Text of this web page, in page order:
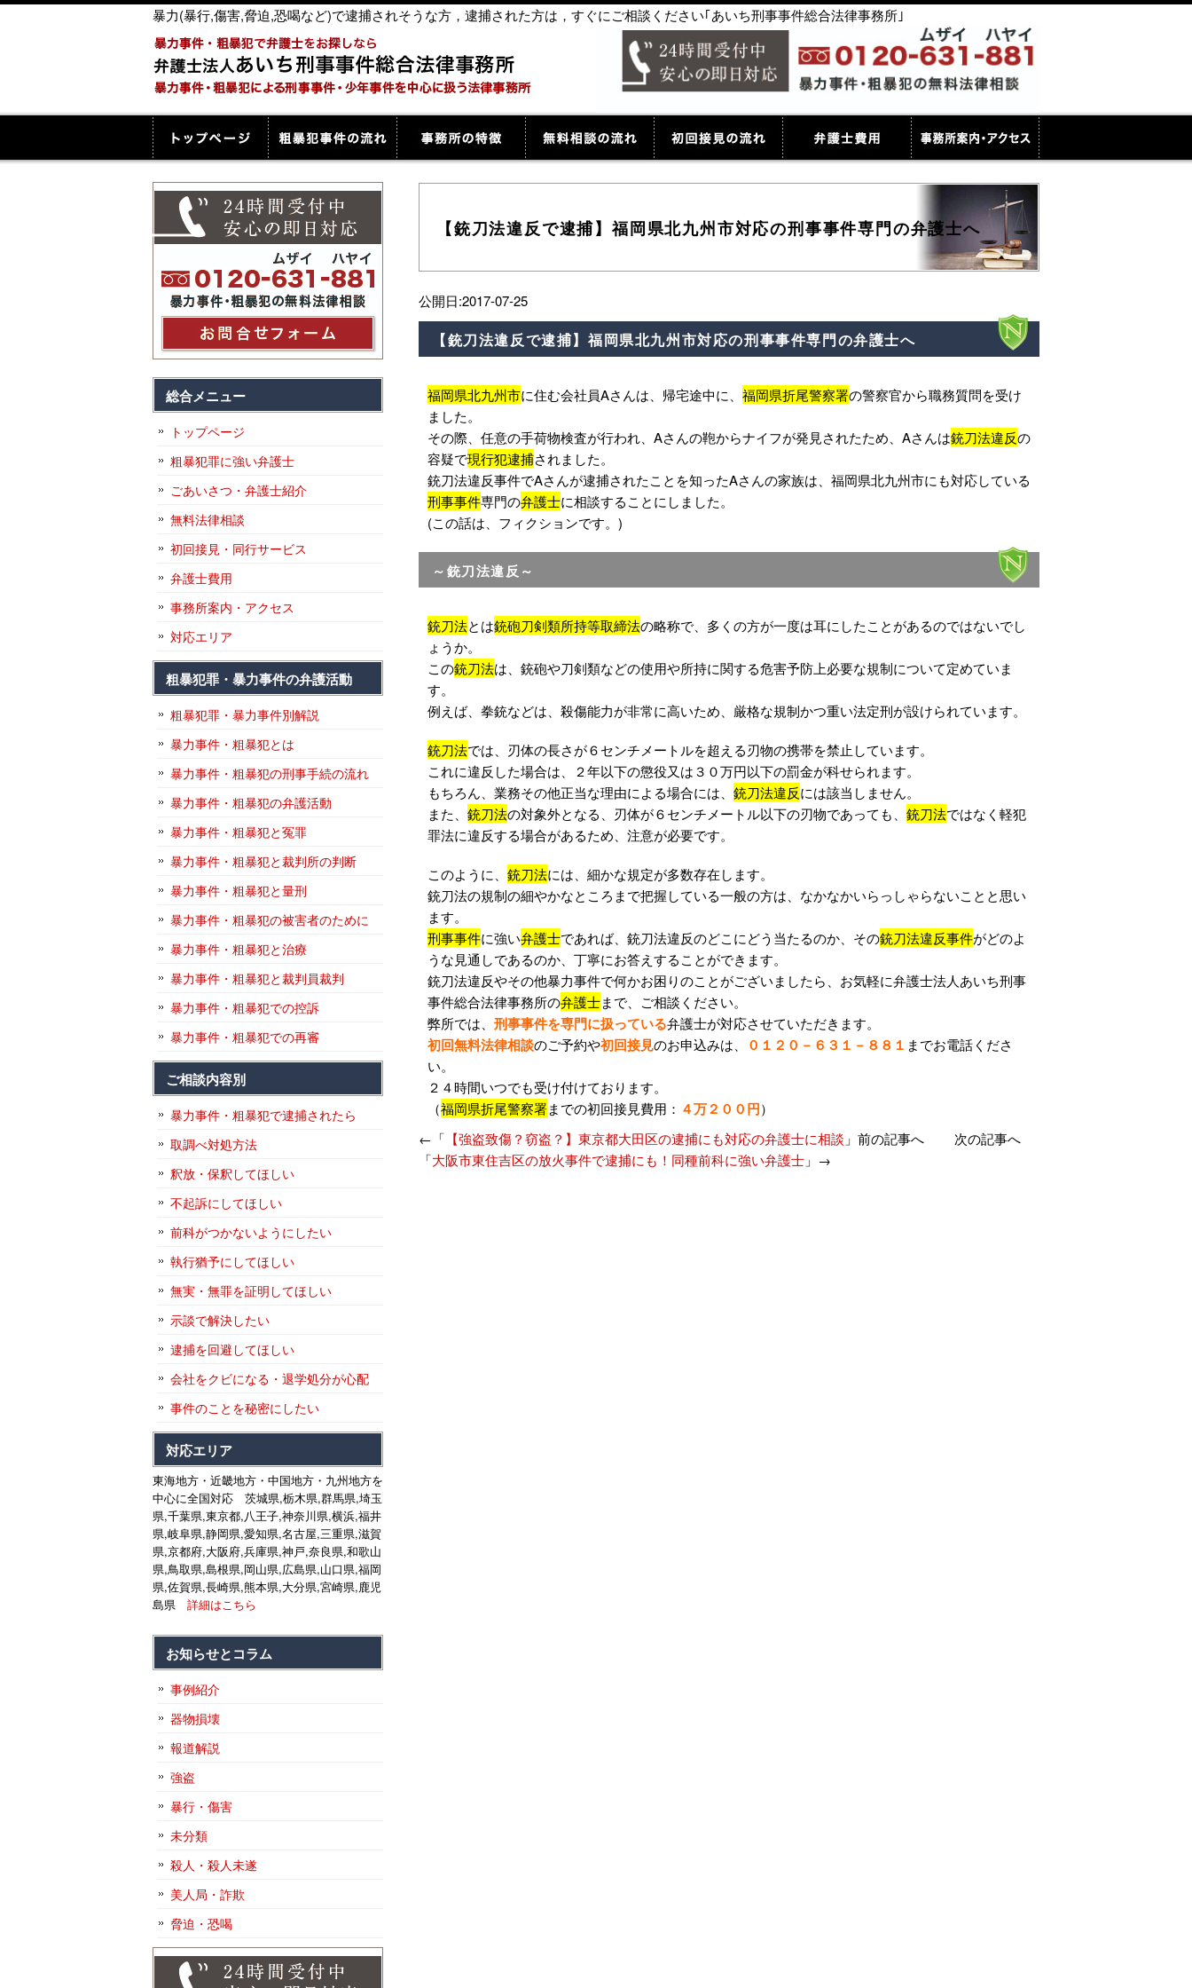
暴力(暴行,傷害,脅迫,恐喝など)で逮捕されそうな方，逮捕された方は，すぐにご相談ください｢あいち刑事事件総合法律事務所｣
【銃刀法違反で逮捕】福岡県北九州市対応の刑事事件専門の弁護士へ
公開日:2017-07-25
【銃刀法違反で逮捕】福岡県北九州市対応の刑事事件専門の弁護士へ
福岡県北九州市に住む会社員Aさんは、帰宅途中に、 福岡県折尾警察署の警察官から職務質問を受け
ました。
その際、任意の手荷物検査が行われ、Aさんの鞄からナイフが発見されたため、Aさんは銃刀法違反の
容疑で現行犯逮捕されました。
銃刀法違反事件でAさんが逮捕されたことを知ったAさんの家族は、福岡県北九州市にも対応している
刑事事件専門の弁護士に相談することにしました。
(この話は、フィクションです。)
～銃刀法違反～
銃刀法とは銃砲刀剣類所持等取締法の略称で、多くの方が一度は耳にしたことがあるのではないでし
ょうか。
この銃刀法は、銃砲や刀剣類などの使用や所持に関する危害予防上必要な規制について定めていま
す。
例えば、拳銃などは、殺傷能力が非常に高いため、厳格な規制かつ重い法定刑が設けられています。
銃刀法では、刃体の長さが６センチメートルを超える刃物の携帯を禁止しています。
これに違反した場合は、２年以下の懲役又は３０万円以下の罰金が科せられます。
もちろん、業務その他正当な理由による場合には、 銃刀法違反には該当しません。
また、 銃刀法の対象外となる、刃体が６センチメートル以下の刃物であっても、 銃刀法ではなく軽犯
罪法に違反する場合があるため、注意が必要です。
このように、 銃刀法には、細かな規定が多数存在します。
銃刀法の規制の細やかなところまで把握している一般の方は、なかなかいらっしゃらないことと思い
ます。
刑事事件に強い弁護士であれば、銃刀法違反のどこにどう当たるのか、その銃刀法違反事件がどのよ
うな見通しであるのか、丁寧にお答えすることができます。
銃刀法違反やその他暴力事件で何かお困りのことがございましたら、お気軽に弁護士法人あいち刑事
事件総合法律事務所の弁護士まで、ご相談ください。
弊所では、 刑事事件を専門に扱っている弁護士が対応させていただきます。
初回無料法律相談のご予約や初回接見のお申込みは、 ０１２０－６３１－８８１ までお電話くださ
い。
２４時間いつでも受け付けております。
（福岡県折尾警察署までの初回接見費用： ４万２００円）
←「 【強盗致傷？窃盗？】東京都大田区の逮捕にも対応の弁護士に相談 」前の記事へ 次の記事へ
「大阪市東住吉区の放火事件で逮捕にも！同種前科に強い弁護士 」→
総合メニュー
トップページ
粗暴犯罪に強い弁護士
ごあいさつ・弁護士紹介
無料法律相談
初回接見・同行サービス
弁護士費用
事務所案内・アクセス
対応エリア
粗暴犯罪・暴力事件の弁護活動
粗暴犯罪・暴力事件別解説
暴力事件・粗暴犯とは
暴力事件・粗暴犯の刑事手続の流れ
暴力事件・粗暴犯の弁護活動
暴力事件・粗暴犯と冤罪
暴力事件・粗暴犯と裁判所の判断
暴力事件・粗暴犯と量刑
暴力事件・粗暴犯の被害者のために
暴力事件・粗暴犯と治療
暴力事件・粗暴犯と裁判員裁判
暴力事件・粗暴犯での控訴
暴力事件・粗暴犯での再審
ご相談内容別
暴力事件・粗暴犯で逮捕されたら
取調べ対処方法
釈放・保釈してほしい
不起訴にしてほしい
前科がつかないようにしたい
執行猶予にしてほしい
無実・無罪を証明してほしい
示談で解決したい
逮捕を回避してほしい
会社をクビになる・退学処分が心配
事件のことを秘密にしたい
対応エリア
東海地方・近畿地方・中国地方・九州地方を
中心に全国対応 茨城県,栃木県,群馬県,埼玉
県,千葉県,東京都,八王子,神奈川県,横浜,福井
県,岐阜県,静岡県,愛知県,名古屋,三重県,滋賀
県,京都府,大阪府,兵庫県,神戸,奈良県,和歌山
県,鳥取県,島根県,岡山県,広島県,山口県,福岡
県,佐賀県,長崎県,熊本県,大分県,宮崎県,鹿児
島県 詳細はこちら
お知らせとコラム
事例紹介
器物損壊
報道解説
強盗
暴行・傷害
未分類
殺人・殺人未遂
美人局・詐欺
脅迫・恐喝